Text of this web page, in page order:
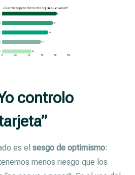
controlo
es elsesgo de optimismo:
menos riesgo que los